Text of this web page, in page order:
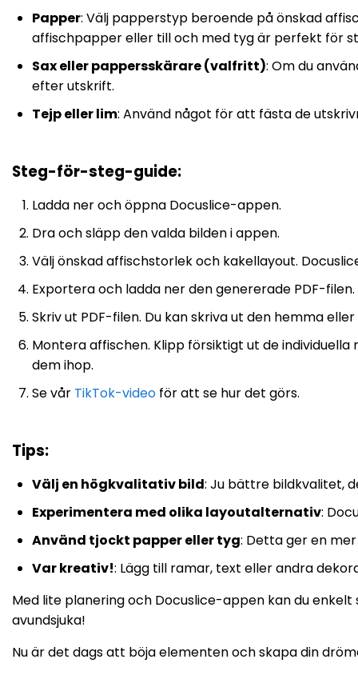
Papper: Välj papperstyp beroende på önskad
affischpapper eller till och med tyg är perfekt för
Sax eller pappersskärare (valfritt): Om du
efter utskrift.
Tejp eller lim: Använd något för att fästa de
Steg-för-steg-guide:
Ladda ner och öppna Docuslice-appen.
Dra och släpp den valda bilden i appen.
Välj önskad affischstorlek och kakellayout.
Exportera och ladda ner den genererade PDF-
Skriv ut PDF-filen. Du kan skriva ut den hemma
Montera affischen. Klipp försiktigt ut de
dem ihop.
Se vår TikTok-video för att se hur det görs.
Tips:
Välj en högkvalitativ bild: Ju bättre bildkvalitet,
Experimentera med olika layoutalternativ:
Använd tjockt papper eller tyg: Detta ger en
Var kreativ!: Lägg till ramar, text eller andra
Med lite planering och Docuslice-appen kan du
avundsjuka!
Nu är det dags att böja elementen och skapa din